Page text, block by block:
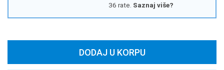
36 rate. Saznaj više?
DODAJ U KORPU